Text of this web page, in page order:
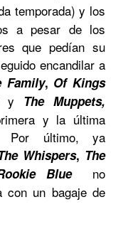
temporada) y los
a pesar de los
que pedían su
encandilar a
Family, Of Kings
y The Muppets,
y la última
Por último, ya
Whispers, The
Blueno
con un bagaje de